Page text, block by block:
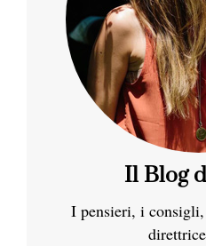
Il Blog
I pensieri, i